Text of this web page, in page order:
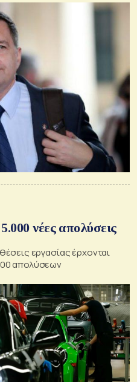
νέες απολύσεις
εργασίας έρχονται
απολύσεων